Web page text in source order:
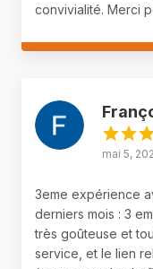
convivialité. Merci
mai 5,
3eme expérience
derniers mois : 3
très goûteuse et
service, et le lien